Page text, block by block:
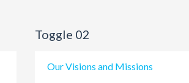
Toggle 02
Our Visions and Missions